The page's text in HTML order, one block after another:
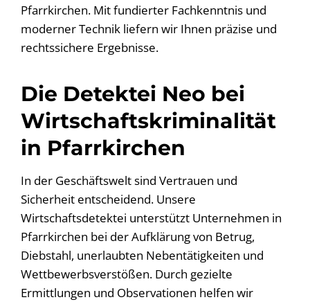
Pfarrkirchen. Mit fundierter Fachkenntnis und
moderner Technik liefern wir Ihnen präzise und
rechtssichere Ergebnisse.
Die Detektei Neo bei
Wirtschaftskriminalität
in Pfarrkirchen
In der Geschäftswelt sind Vertrauen und
Sicherheit entscheidend. Unsere
Wirtschaftsdetektei unterstützt Unternehmen in
Pfarrkirchen bei der Aufklärung von Betrug,
Diebstahl, unerlaubten Nebentätigkeiten und
Wettbewerbsverstößen. Durch gezielte
Ermittlungen und Observationen helfen wir